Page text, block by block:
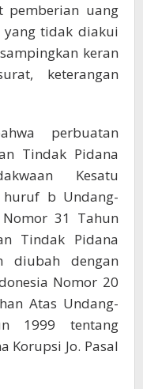
pemberian uang
yang tidak diakui
keran
keterangan
perbuatan
Tindak Pidana
Kesatu
b Undang-
31 Tahun
Tindak Pidana
diubah dengan
Nomor 20
Atas Undang-
1999 tentang
Korupsi Jo. Pasal